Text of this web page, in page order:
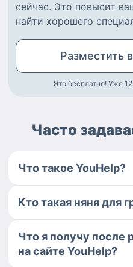
сейчас. Это повысит
найти хорошего
Разместить
Это бесплатно! Уже
Часто
Что такое YouHelp?
Кто такая няня для
Что я получу после
на сайте YouHelp?